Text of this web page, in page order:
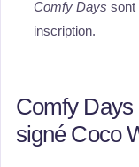
Comfy Days sont
inscription.
Comfy Days
signé Coco